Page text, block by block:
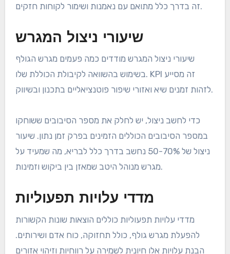
זה בדרך כלל מתואם עם נאמנות ושימור לקוחות חזקים.
שיעורי ניצול המגרש
שיעורי ניצול המגרש מודדים כמה פעמים מגרש הגולף
בשימוש בהשוואה לקיבולת הכוללת שלו. KPI זה מסייע
לזהות זמנים שיא ואזורי שיפור פוטנציאליים בתכנון ובשיווק.
כדי לחשב ניצול, יש לחלק את מספר הסיבובים ששוחקו
במספר הסיבובים הכוללים הזמינים בפרק זמן נתון. שיעור
ניצול של 50-70% נחשב בדרך כלל לבריא, מה שמעיד על
מגרש מנוהל היטב שמאזן בין ביקוש וזמינות.
מדדי עלויות תפעוליות
מדדי עלויות תפעוליות כוללים הוצאות שונות הקשורות
להפעלת מגרש גולף, כולל תחזוקה, כוח אדם ושירותים.
הבנת עלויות אלו חיונית לשמירה על רווחיות וזיהוי אזורים